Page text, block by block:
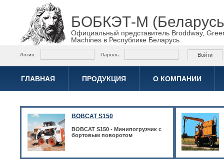
БОБКЭТ-М
Официальный представитель Broddway,
Machines в Республике Беларусь
Логин: Пароль:
ГЛАВНАЯ ПРОДУКЦИЯ О КОМПАНИИ
BOBCAT S150
BOBCAT S150 - Минипогрузчик с
бортовым поворотом